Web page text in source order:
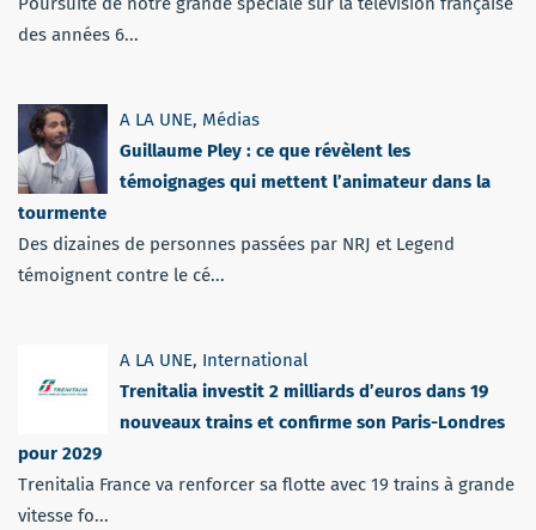
des années 6...
A LA UNE, Médias
Guillaume Pley : ce que révèlent les
témoignages qui mettent l’animateur dans la
tourmente
Des dizaines de personnes passées par NRJ et Legend
témoignent contre le cé...
A LA UNE, International
Trenitalia investit 2 milliards d’euros dans 19
nouveaux trains et confirme son Paris-Londres
pour 2029
Trenitalia France va renforcer sa flotte avec 19 trains à grande
vitesse fo...